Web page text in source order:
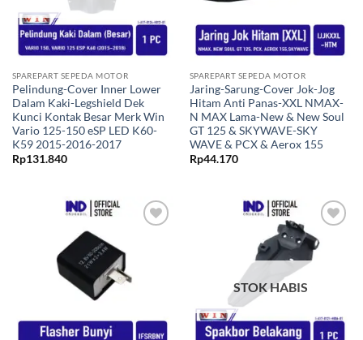
SPAREPART SEPEDA MOTOR
Pelindung-Cover Inner Lower
Dalam Kaki-Legshield Dek
Kunci Kontak Besar Merk Win
Vario 125-150 eSP LED K60-
K59 2015-2016-2017
Rp131.840
SPAREPART SEPEDA MOTOR
Jaring-Sarung-Cover Jok-Jog
Hitam Anti Panas-XXL NMAX-
N MAX Lama-New & New Soul
GT 125 & SKYWAVE-SKY
WAVE & PCX & Aerox 155
Rp44.170
ke Wishlist
Tambahkan
ke Wishlist
STOK HABIS